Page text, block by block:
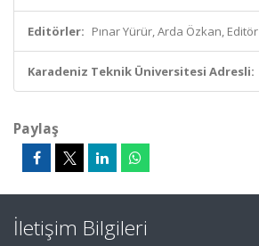
Editörler: Pınar Yürür, Arda Özkan, Editör
Karadeniz Teknik Üniversitesi Adresli:
Paylaş
İletişim Bilgileri